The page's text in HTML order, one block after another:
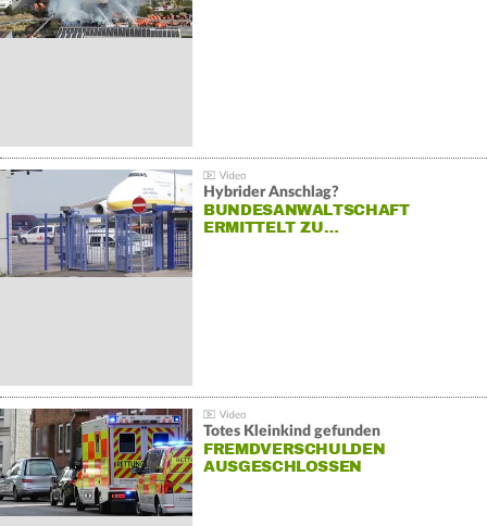
Hybrider Anschlag?
BUNDESANWALTSCHAFT
ERMITTELT ZU…
Totes Kleinkind gefunden
FREMDVERSCHULDEN
AUSGESCHLOSSEN